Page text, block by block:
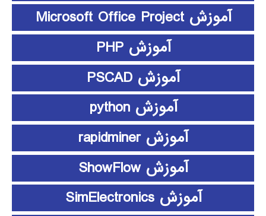
آموزش Microsoft Office Project
آموزش PHP
آموزش PSCAD
آموزش python
آموزش rapidminer
آموزش ShowFlow
آموزش SimElectronics